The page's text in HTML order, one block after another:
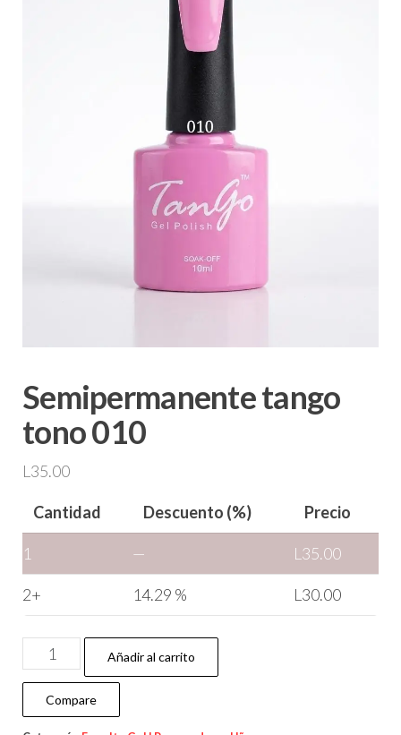
Semipermanente tango
tono 010
L 35.00
Cantidad Descuento (%) Precio
1 — L 35.00
2+ 14.29 % L 30.00
Añadir al carrito
Compare